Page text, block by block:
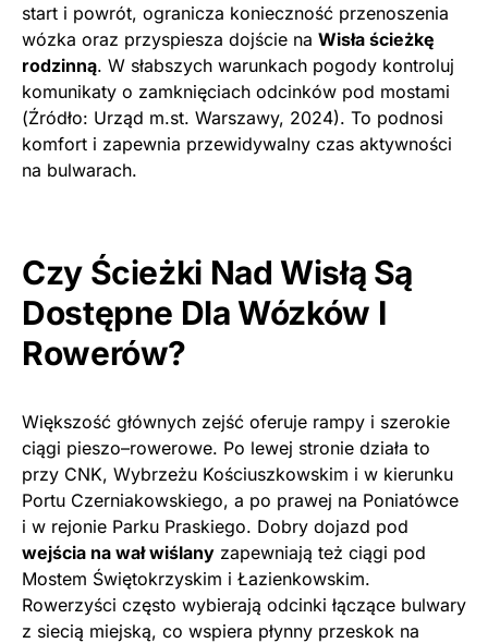
start i powrót, ogranicza konieczność przenoszenia
wózka oraz przyspiesza dojście na Wisła ścieżkę
rodzinną. W słabszych warunkach pogody kontroluj
komunikaty o zamknięciach odcinków pod mostami
(Źródło: Urząd m.st. Warszawy, 2024). To podnosi
komfort i zapewnia przewidywalny czas aktywności
na bulwarach.
Czy Ścieżki Nad Wisłą Są
Dostępne Dla Wózków I
Rowerów?
Większość głównych zejść oferuje rampy i szerokie
ciągi pieszo–rowerowe. Po lewej stronie działa to
przy CNK, Wybrzeżu Kościuszkowskim i w kierunku
Portu Czerniakowskiego, a po prawej na Poniatówce
i w rejonie Parku Praskiego. Dobry dojazd pod
wejścia na wał wiślany zapewniają też ciągi pod
Mostem Świętokrzyskim i Łazienkowskim.
Rowerzyści często wybierają odcinki łączące bulwary
z siecią miejską, co wspiera płynny przeskok na